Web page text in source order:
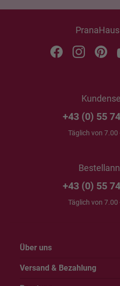
+43 (0) 55
Täglich von 7.00
+43 (0) 55
Täglich von 7.00
Über uns
Versand & Bezahlung